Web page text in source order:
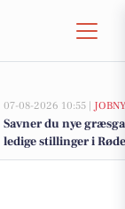
07-08-2026 10:55 |
Savner du nye
ledige stillinger i